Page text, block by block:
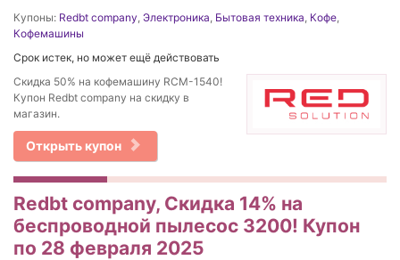
Купоны: Redbt company, Электроника, Бытовая техника, Кофе,
Кофемашины
Срок истек, но может ещё действовать
Скидка 50% на кофемашину RCM-1540!
Купон Redbt company на скидку в
магазин.
Открыть купон
Redbt company, Cкидка 14% на
беспроводной пылесос 3200! Купон
по 28 февраля 2025